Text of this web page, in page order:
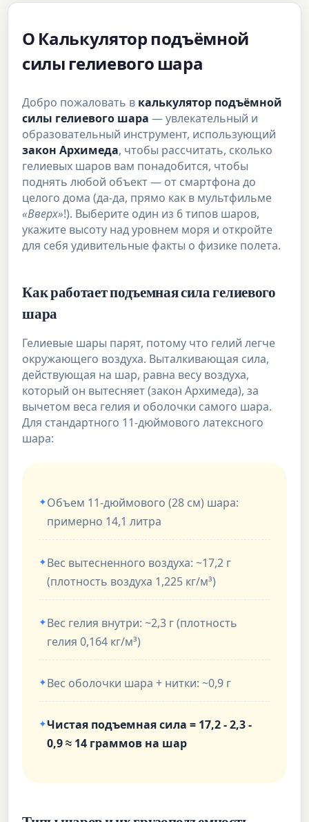
О Калькулятор подъёмной
силы гелиевого шара
Добро пожаловать в калькулятор подъёмной
силы гелиевого шара — увлекательный и
образовательный инструмент, использующий
закон Архимеда, чтобы рассчитать, сколько
гелиевых шаров вам понадобится, чтобы
поднять любой объект — от смартфона до
целого дома (да-да, прямо как в мультфильме
«Вверх»!). Выберите один из 6 типов шаров,
укажите высоту над уровнем моря и откройте
для себя удивительные факты о физике полета.
Как работает подъемная сила гелиевого
шара
Гелиевые шары парят, потому что гелий легче
окружающего воздуха. Выталкивающая сила,
действующая на шар, равна весу воздуха,
который он вытесняет (закон Архимеда), за
вычетом веса гелия и оболочки самого шара.
Для стандартного 11-дюймового латексного
шара:
Объем 11-дюймового (28 см) шара:
примерно 14,1 литра
Вес вытесненного воздуха: ~17,2 г
(плотность воздуха 1,225 кг/м³)
Вес гелия внутри: ~2,3 г (плотность
гелия 0,164 кг/м³)
Вес оболочки шара + нитки: ~0,9 г
Чистая подъемная сила = 17,2 - 2,3 -
0,9 ≈ 14 граммов на шар